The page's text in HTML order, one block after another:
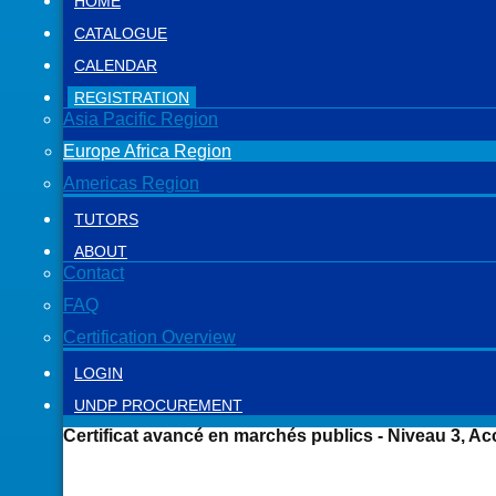
CATALOGUE
CALENDAR
REGISTRATION
Asia Pacific Region
Europe Africa Region
Americas Region
TUTORS
ABOUT
Contact
FAQ
Certification Overview
LOGIN
UNDP PROCUREMENT
Certificat avancé en marchés publics - Niveau 3,